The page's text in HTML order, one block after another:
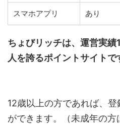
スマホアプリ あり
ちょびリッチは、運営実績
人を誇るポイントサイトで
12歳以上の方であれば、
ができます。（未成年の